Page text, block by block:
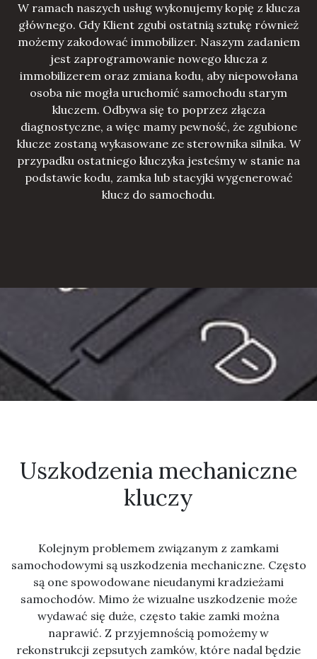
W ramach naszych usług wykonujemy kopię z klucza
głównego. Gdy Klient zgubi ostatnią sztukę również
możemy zakodować immobilizer. Naszym zadaniem
jest zaprogramowanie nowego klucza z
immobilizerem oraz zmiana kodu, aby niepowołana
osoba nie mogła uruchomić samochodu starym
kluczem. Odbywa się to poprzez złącza
diagnostyczne, a więc mamy pewność, że zgubione
klucze zostaną wykasowane ze sterownika silnika. W
przypadku ostatniego kluczyka jesteśmy w stanie na
podstawie kodu, zamka lub stacyjki wygenerować
klucz do samochodu.
Uszkodzenia mechaniczne
kluczy
Kolejnym problemem związanym z zamkami
samochodowymi są uszkodzenia mechaniczne. Często
są one spowodowane nieudanymi kradzieżami
samochodów. Mimo że wizualne uszkodzenie może
wydawać się duże, często takie zamki można
naprawić. Z przyjemnością pomożemy w
rekonstrukcji zepsutych zamków, które nadal będzie